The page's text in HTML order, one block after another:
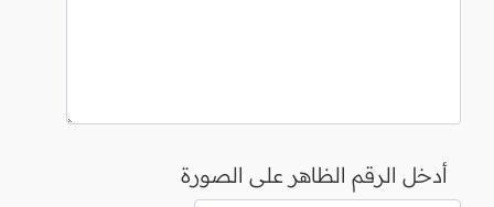
أدخل الرقم الظاهر على الصورة